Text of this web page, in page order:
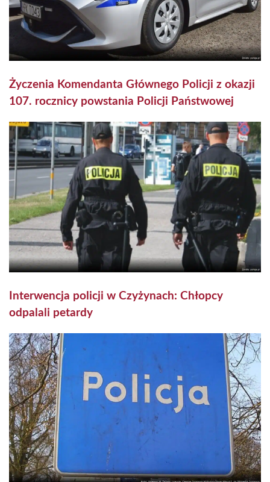
Życzenia Komendanta Głównego Policji z okazji
107. rocznicy powstania Policji Państwowej
Interwencja policji w Czyżynach: Chłopcy
odpalali petardy